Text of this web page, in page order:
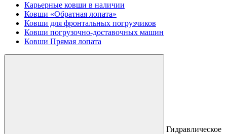
Карьерные ковши в наличии
Ковши «Обратная лопата»
Ковши для фронтальных погрузчиков
Ковши погрузочно-доставочных машин
Ковши Прямая лопата
Гидравлическое